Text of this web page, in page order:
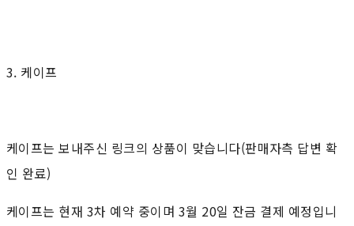
3. 케이프
케이프는 보내주신 링크의 상품이 맞습니다(판매자측 답변 확
인 완료)
케이프는 현재 3차 예약 중이며 3월 20일 잔금 결제 예정입니